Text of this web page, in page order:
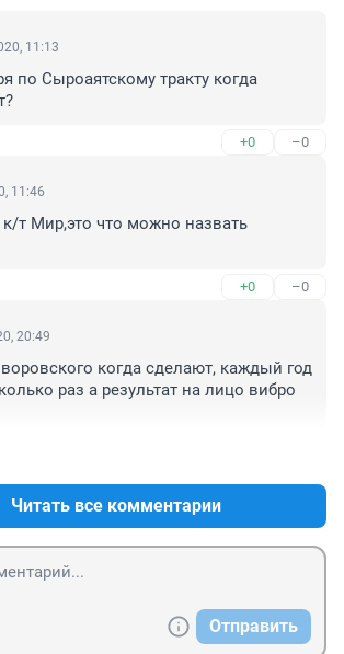
11:13
по Сыроаятскому тракту когда
+0 –0
11:46
т Мир,это что можно назвать
+0 –0
20:49
когда сделают, каждый год
раз а результат на лицо вибро
Читать все комментарии
Отправить